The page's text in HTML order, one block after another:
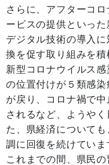
さらに、アフターコ
ービスの提供といった
デジタル技術の導入
換を促す取り組みを積
新型コロナウイルス
の位置付けが５類感
が戻り、コロナ禍で
されるなど、ようや
た、県経済について
調に回復を続けていま
これまでの間、県民